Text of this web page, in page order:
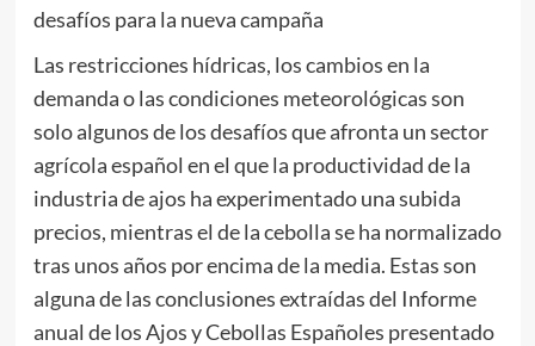
desafíos para la nueva campaña
Las restricciones hídricas, los cambios en la
demanda o las condiciones meteorológicas son
solo algunos de los desafíos que afronta un sector
agrícola español en el que la productividad de la
industria de ajos ha experimentado una subida
precios, mientras el de la cebolla se ha normalizado
tras unos años por encima de la media. Estas son
alguna de las conclusiones extraídas del Informe
anual de los Ajos y Cebollas Españoles presentado